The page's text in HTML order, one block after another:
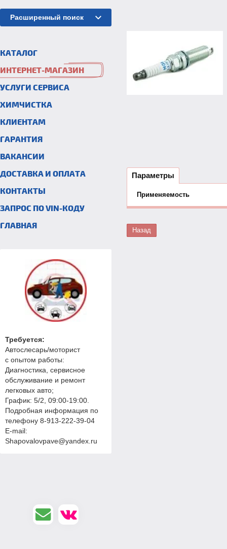
Расширенный поиск
КАТАЛОГ
ИНТЕРНЕТ-МАГАЗИН
УСЛУГИ СЕРВИСА
ХИМЧИСТКА
КЛИЕНТАМ
ГАРАНТИЯ
ВАКАНСИИ
ДОСТАВКА И ОПЛАТА
КОНТАКТЫ
ЗАПРОС ПО VIN-КОДУ
ГЛАВНАЯ
Требуется:
Автослесарь/моторист
с опытом работы:
Диагностика, сервисное
обслуживание и ремонт
легковых авто;
График: 5/2, 09:00-19:00.
Подробная информация по
телефону 8-913-222-39-04
E-mail:
Shapovalovpave@yandex.ru
Параметры
Применяемость
Назад